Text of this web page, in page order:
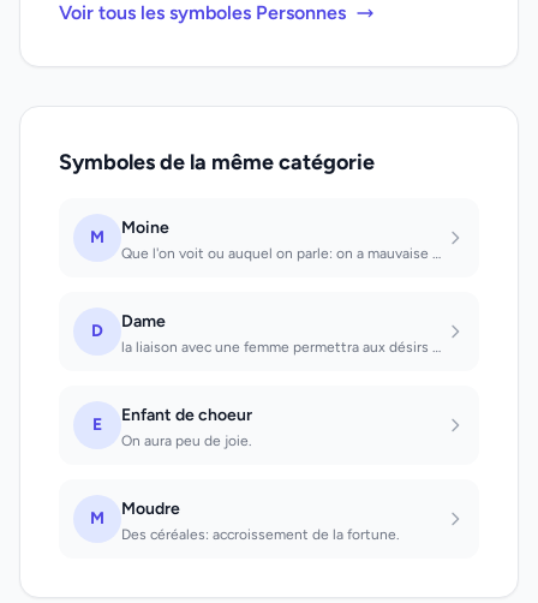
Voir tous les symboles Personnes
Symboles de la même catégorie
M Moine
Que l'on voit ou auquel on parle: on a mauvaise conscience dans une affaire.
D Dame
la liaison avec une femme permettra aux désirs et aux espoirs de se réaliser. Vo...
E Enfant de choeur
On aura peu de joie.
M Moudre
Des céréales: accroissement de la fortune.